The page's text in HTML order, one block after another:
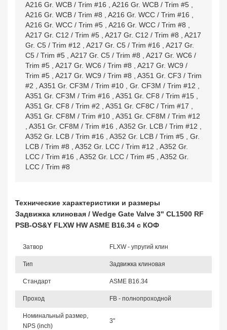
A216 Gr. WCB / Trim #16
A216 Gr. WCB / Trim #5
A216 Gr. WCB / Trim #8
A216 Gr. WCC / Trim #16
A216 Gr. WCC / Trim #5
A216 Gr. WCC / Trim #8
A217 Gr. C12 / Trim #5
A217 Gr. C12 / Trim #8
A217
Gr. C5 / Trim #12
A217 Gr. C5 / Trim #16
A217 Gr.
C5 / Trim #5
A217 Gr. C5 / Trim #8
A217 Gr. WC6 /
Trim #5
A217 Gr. WC6 / Trim #8
A217 Gr. WC9 /
Trim #5
A217 Gr. WC9 / Trim #8
A351 Gr. CF3 / Trim
#2
A351 Gr. CF3M / Trim #10 Gr. CF3M / Trim #12
A351 Gr. CF3M / Trim #16
A351 Gr. CF8 / Trim #15
A351 Gr. CF8 / Trim #2
A351 Gr. CF8C / Trim #17
A351 Gr. CF8M / Trim #10
A351 Gr. CF8M / Trim #12
A351 Gr. CF8M / Trim #16 A352 Gr. LCB / Trim #12
A352 Gr. LCB / Trim #16
A352 Gr. LCB / Trim #5
Gr.
LCB / Trim #8
A352 Gr. LCC / Trim #12
A352 Gr.
LCC / Trim #16
A352 Gr. LCC / Trim #5
A352 Gr.
LCC / Trim #8
Технические характеристики и размеры
Задвижка клиновая / Wedge Gate Valve 3" CL1500 RF
PSB-OS&Y FLXW HW ASME B16.34 с КОФ
Затвор FLXW - упругий клин
Тип Задвижка клиновая
Стандарт ASME B16.34
Проход FB - полнопроходной
Номинальный размер,
NPS (inch)
3"